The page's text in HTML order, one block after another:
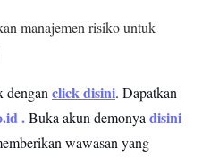
manajemen risiko untuk
denganclick disini. Dapatkan
.Buka akun demonyadisini
wawasan yang